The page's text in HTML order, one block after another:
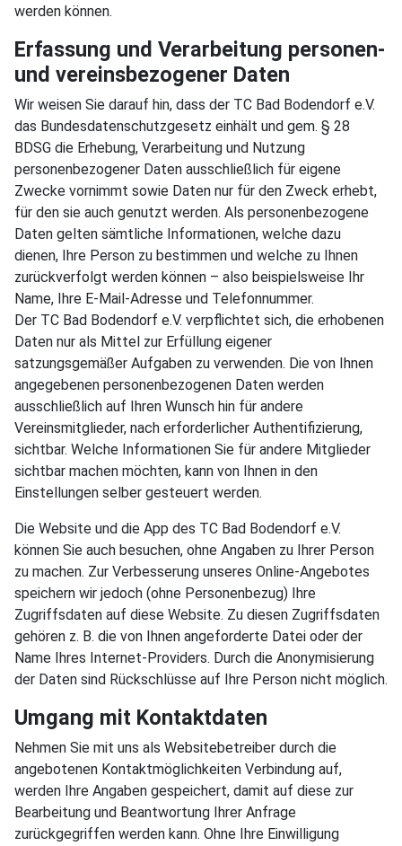
werden können.
Erfassung und Verarbeitung personen-
und vereinsbezogener Daten
Wir weisen Sie darauf hin, dass der TC Bad Bodendorf e.V.
das Bundesdatenschutzgesetz einhält und gem. § 28
BDSG die Erhebung, Verarbeitung und Nutzung
personenbezogener Daten ausschließlich für eigene
Zwecke vornimmt sowie Daten nur für den Zweck erhebt,
für den sie auch genutzt werden. Als personenbezogene
Daten gelten sämtliche Informationen, welche dazu
dienen, Ihre Person zu bestimmen und welche zu Ihnen
zurückverfolgt werden können – also beispielsweise Ihr
Name, Ihre E-Mail-Adresse und Telefonnummer.
Der TC Bad Bodendorf e.V. verpflichtet sich, die erhobenen
Daten nur als Mittel zur Erfüllung eigener
satzungsgemäßer Aufgaben zu verwenden. Die von Ihnen
angegebenen personenbezogenen Daten werden
ausschließlich auf Ihren Wunsch hin für andere
Vereinsmitglieder, nach erforderlicher Authentifizierung,
sichtbar. Welche Informationen Sie für andere Mitglieder
sichtbar machen möchten, kann von Ihnen in den
Einstellungen selber gesteuert werden.
Die Website und die App des TC Bad Bodendorf e.V.
können Sie auch besuchen, ohne Angaben zu Ihrer Person
zu machen. Zur Verbesserung unseres Online-Angebotes
speichern wir jedoch (ohne Personenbezug) Ihre
Zugriffsdaten auf diese Website. Zu diesen Zugriffsdaten
gehören z. B. die von Ihnen angeforderte Datei oder der
Name Ihres Internet-Providers. Durch die Anonymisierung
der Daten sind Rückschlüsse auf Ihre Person nicht möglich.
Umgang mit Kontaktdaten
Nehmen Sie mit uns als Websitebetreiber durch die
angebotenen Kontaktmöglichkeiten Verbindung auf,
werden Ihre Angaben gespeichert, damit auf diese zur
Bearbeitung und Beantwortung Ihrer Anfrage
zurückgegriffen werden kann. Ohne Ihre Einwilligung